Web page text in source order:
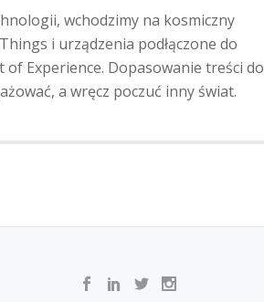
wchodzimy na kosmiczny
i urządzenia podłączone do
Experience. Dopasowanie treści do
a wręcz poczuć inny świat.